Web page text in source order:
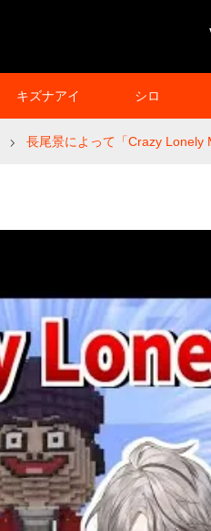
キズナアイ シロ
長尾景によって「Crazy Lonely